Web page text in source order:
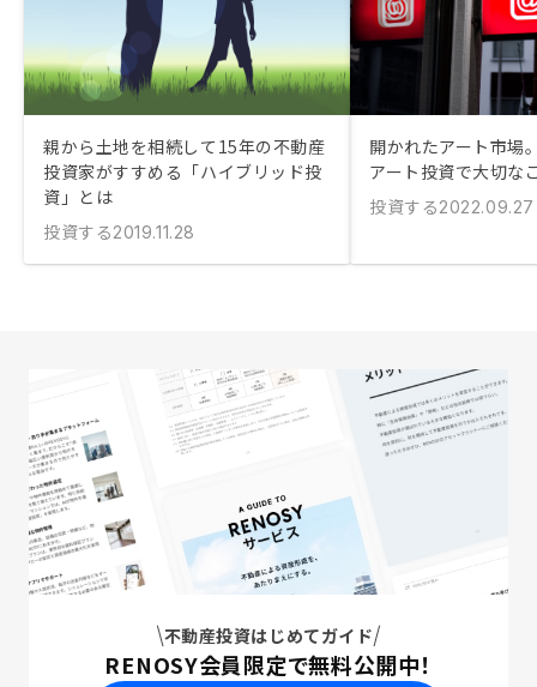
親から土地を相続して15年の不動産
投資家がすすめる「ハイブリッド投
資」とは
投資する2019.11.28
開かれたアート市場
アート投資で大切な
投資する2022.09.27
不動産投資はじめてガイド
RENOSY会員限定で無料公開中！